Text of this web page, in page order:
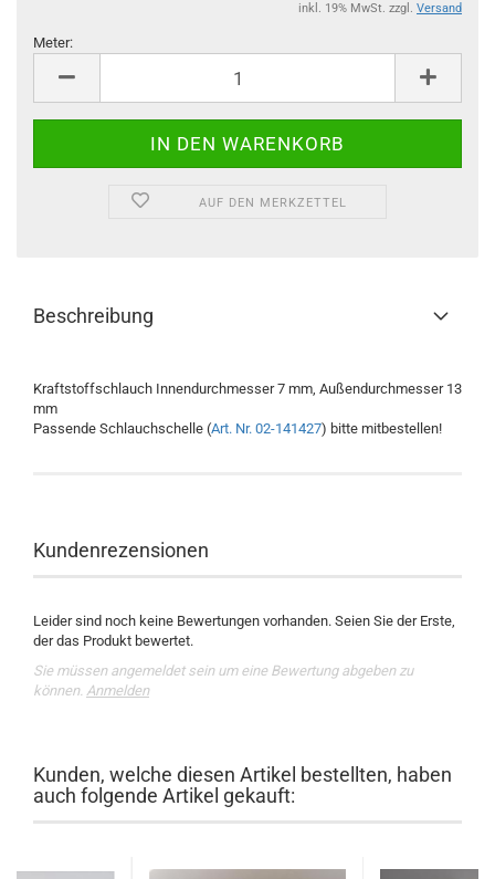
inkl. 19% MwSt. zzgl. Versand
Meter:
AUF DEN MERKZETTEL
Beschreibung
Kraftstoffschlauch Innendurchmesser 7 mm, Außendurchmesser 13
mm
Passende Schlauchschelle (Art. Nr. 02-141427) bitte mitbestellen!
Kundenrezensionen
Leider sind noch keine Bewertungen vorhanden. Seien Sie der Erste,
der das Produkt bewertet.
Sie müssen angemeldet sein um eine Bewertung abgeben zu
können. Anmelden
Kunden, welche diesen Artikel bestellten, haben
auch folgende Artikel gekauft: